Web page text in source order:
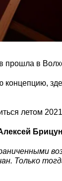
прошла в
летом
Брицун
Только